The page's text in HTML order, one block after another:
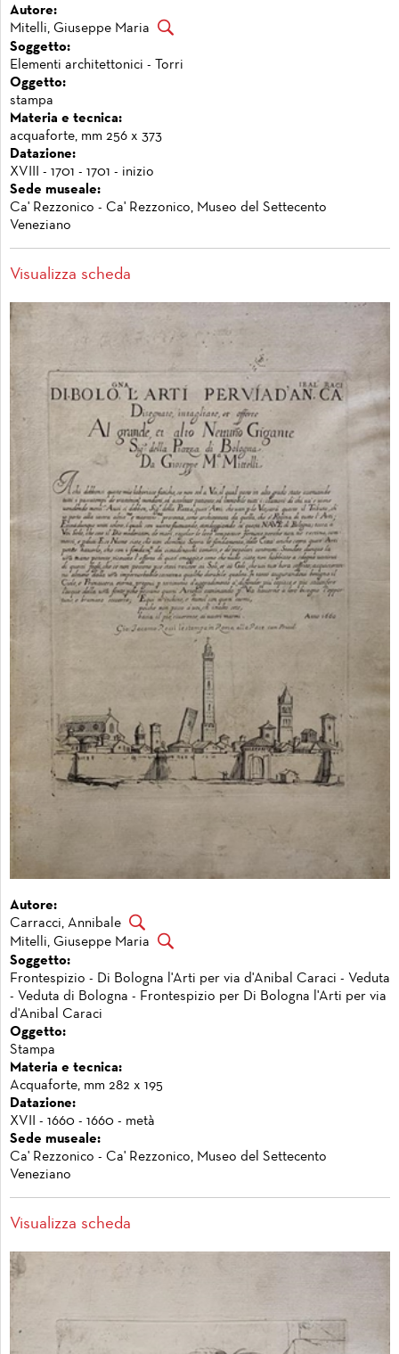
Autore:
Mitelli, Giuseppe Maria
Soggetto:
Elementi architettonici - Torri
Oggetto:
stampa
Materia e tecnica:
acquaforte, mm 256 x 373
Datazione:
XVIII - 1701 - 1701 - inizio
Sede museale:
Ca' Rezzonico - Ca' Rezzonico, Museo del Settecento
Veneziano
Visualizza scheda
Autore:
Carracci, Annibale
Mitelli, Giuseppe Maria
Soggetto:
Frontespizio - Di Bologna l'Arti per via d'Anibal Caraci - Veduta
- Veduta di Bologna - Frontespizio per Di Bologna l'Arti per via
d'Anibal Caraci
Oggetto:
Stampa
Materia e tecnica:
Acquaforte, mm 282 x 195
Datazione:
XVII - 1660 - 1660 - metà
Sede museale:
Ca' Rezzonico - Ca' Rezzonico, Museo del Settecento
Veneziano
Visualizza scheda